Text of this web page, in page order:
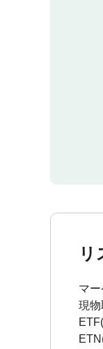
リ
マ
現物